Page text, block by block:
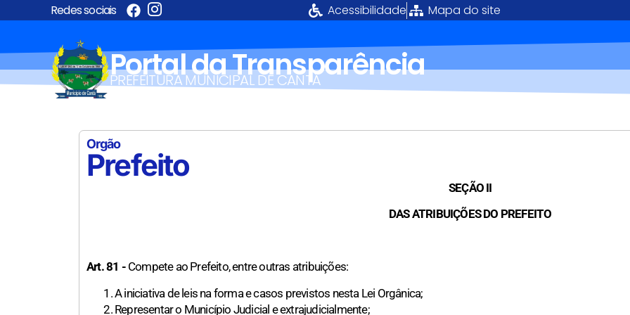
Redes sociais Acessibilidade Mapa do site
Portal da Transparência
PREFEITURA MUNICIPAL DE CANTÁ
Orgão
Prefeito
SEÇÃO II
DAS ATRIBUIÇÕES DO PREFEITO
Art. 81 -Compete ao Prefeito, entre outras atribuições:
A iniciativa de leis na forma e casos previstos nesta Lei Orgânica;
Representar o Município Judicial e extrajudicialmente;